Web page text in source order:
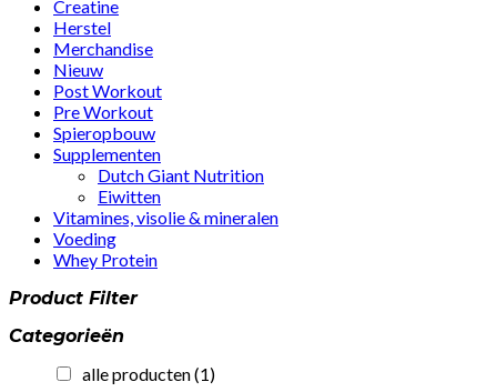
Creatine
Herstel
Merchandise
Nieuw
Post Workout
Pre Workout
Spieropbouw
Supplementen
Dutch Giant Nutrition
Eiwitten
Vitamines, visolie & mineralen
Voeding
Whey Protein
Product Filter
Categorieën
alle producten(1)